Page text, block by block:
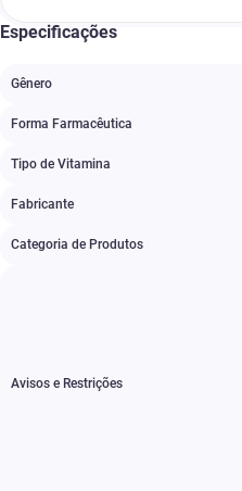
Especificações
Gênero
Forma Farmacêutica
Tipo de Vitamina
Fabricante
Categoria de Produtos
Avisos e Restrições